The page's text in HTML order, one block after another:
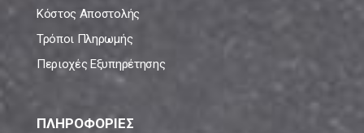
Κόστος Αποστολής
Τρόποι Πληρωμής
Περιοχές Εξυπηρέτησης
ΠΛΗΡΟΦΟΡΙΕΣ